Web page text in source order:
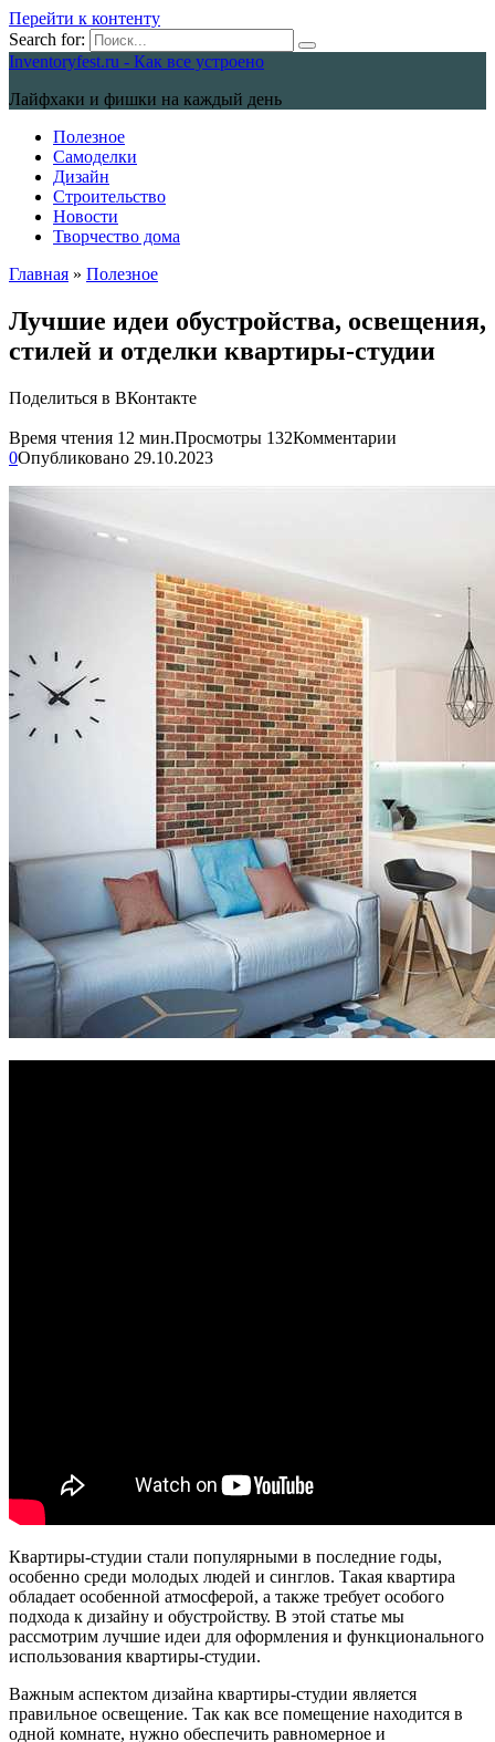
Перейти к контенту
Search for:
Inventoryfest.ru - Как все устроено
Лайфхаки и фишки на каждый день
Полезное
Самоделки
Дизайн
Строительство
Новости
Творчество дома
Главная » Полезное
Лучшие идеи обустройства, освещения,
стилей и отделки квартиры-студии
Поделиться в ВКонтакте
Время чтения 12 мин.Просмотры 132Комментарии
0Опубликовано 29.10.2023
Квартиры-студии стали популярными в последние годы,
особенно среди молодых людей и синглов. Такая квартира
обладает особенной атмосферой, а также требует особого
подхода к дизайну и обустройству. В этой статье мы
рассмотрим лучшие идеи для оформления и функционального
использования квартиры-студии.
Важным аспектом дизайна квартиры-студии является
правильное освещение. Так как все помещение находится в
одной комнате, нужно обеспечить равномерное и